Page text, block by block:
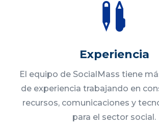

Experiencia
El equipo de SocialMass tiene
de experiencia trabajando en
recursos, comunicaciones y
para el sector social.